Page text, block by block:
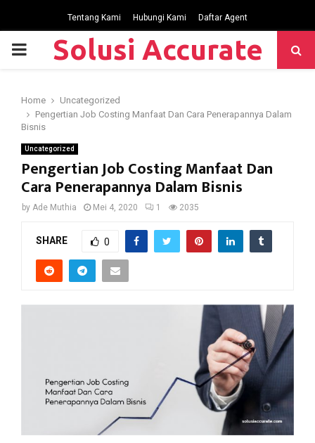
Tentang Kami Hubungi Kami Daftar Agent
P
M
A
Solusi Accurate
Home
Uncategorized
Pengertian Job Costing Manfaat Dan Cara Penerapannya Dalam
Bisnis
Uncategorized
Pengertian Job Costing Manfaat Dan
Cara Penerapannya Dalam Bisnis
by Ade Muthia Mei 4, 2020 1 2035
SHARE 0